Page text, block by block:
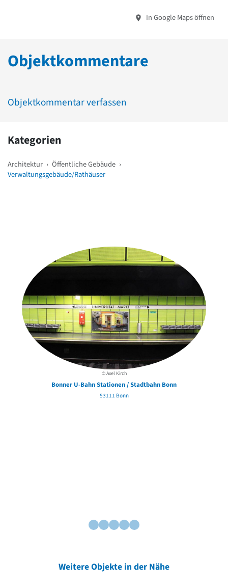
In Google Maps öffnen
Objektkommentare
Objektkommentar verfassen
Kategorien
Architektur › Öffentliche Gebäude ›
Verwaltungsgebäude/Rathäuser
© Axel Kirch
Bonner U-Bahn Stationen / Stadtbahn Bonn
53111 Bonn
Weitere Objekte in der Nähe